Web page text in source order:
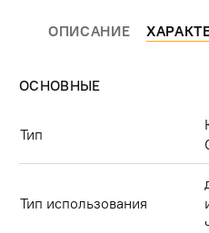
ОПИСАНИЕ
ОСНОВНЫЕ
Тип
Тип использования